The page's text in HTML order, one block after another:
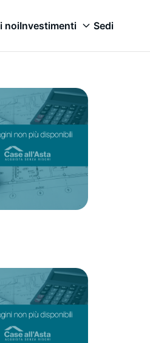
noiInvestimenti Sedi